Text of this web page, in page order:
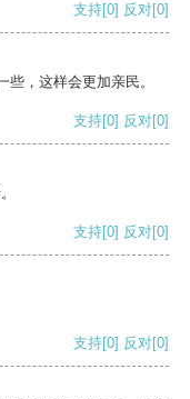
支持[0] 反对[0]
，这样会更加亲民。
支持[0] 反对[0]
支持[0] 反对[0]
支持[0] 反对[0]